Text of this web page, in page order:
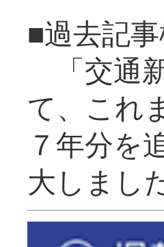
■過去記
「交通
て、これ
７年分を
大し